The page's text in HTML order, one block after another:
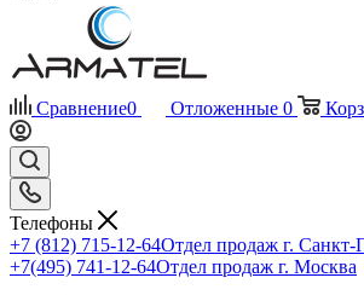
Сравнение0 Отложенные 0
Телефоны
+7 (812) 715-12-64Отдел продаж г. Санкт-
+7(495) 741-12-64Отдел продаж г. Москва